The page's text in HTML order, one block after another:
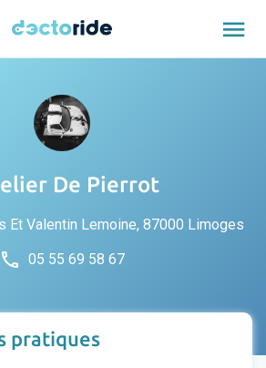
menu
De Pierrot
Et Valentin Lemoine, 87000 Limoges
phone 05 55 69 58 67
pratiques